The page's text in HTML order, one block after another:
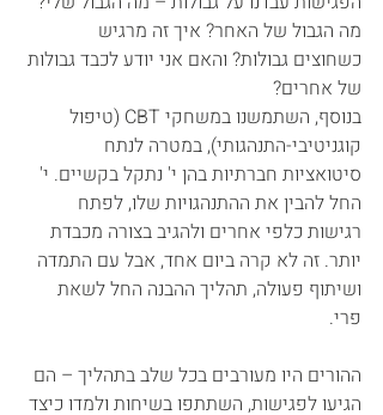
מה הגבול של האחר? איך זה מרגיש
כשחוצים גבולות? והאם אני יודע לכבד גבולות
של אחרים?
בנוסף, השתמשנו במשחקי CBT (טיפול
קוגניטיבי-התנהגותי), במטרה לנתח
סיטואציות חברתיות בהן י' נתקל בקשיים. י'
החל להבין את ההתנהגויות שלו, לפתח
רגישות כלפי אחרים ולהגיב בצורה מכבדת
יותר. זה לא קרה ביום אחד, אבל עם התמדה
ושיתוף פעולה, תהליך ההבנה החל לשאת
פרי.
ההורים היו מעורבים בכל שלב בתהליך – הם
הגיעו לפגישות, השתתפו בשיחות ולמדו כיצד